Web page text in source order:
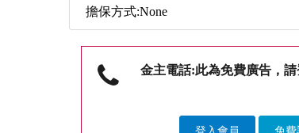
擔保方式:None
金主電話:此為免費廣告，